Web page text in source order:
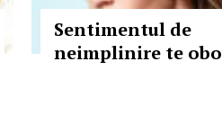
Sentimentul de
neimplinire te